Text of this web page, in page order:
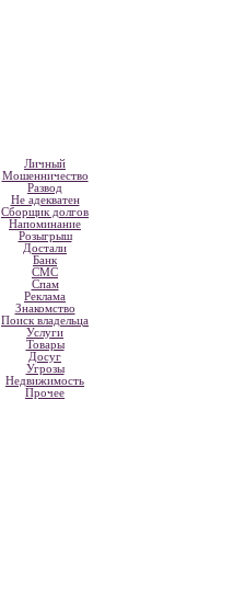
Личный
Мошенничество
Развод
Не адекватен
Сборщик долгов
Напоминание
Розыгрыш
Достали
Банк
СМС
Спам
Реклама
Знакомство
Поиск владельца
Услуги
Товары
Досуг
Угрозы
Недвижимость
Прочее